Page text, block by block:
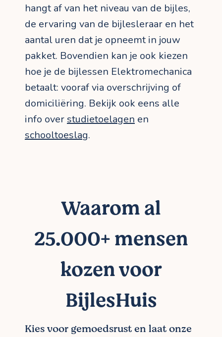
hangt af van het niveau van de bijles,
de ervaring van de bijlesleraar en het
aantal uren dat je opneemt in jouw
pakket. Bovendien kan je ook kiezen
hoe je de bijlessen Elektromechanica
betaalt: vooraf via overschrijving of
domiciliëring. Bekijk ook eens alle
info over studietoelagen en
schooltoeslag.
Waarom al
25.000+ mensen
kozen voor
BijlesHuis
Kies voor gemoedsrust en laat onze